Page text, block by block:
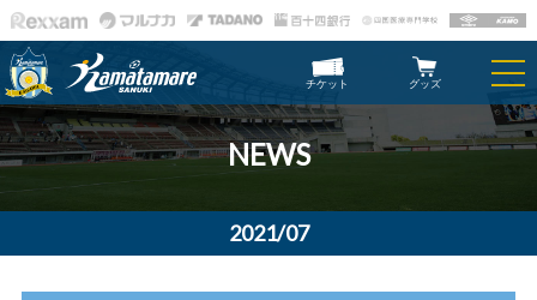
チケット グッズ
NEWS
2021/07